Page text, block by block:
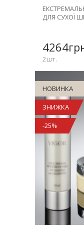
ЗНИЖКА
ДЛЯ СУХОЇ
2шт.
НОВИНКА
ЗНИЖКА
-25%